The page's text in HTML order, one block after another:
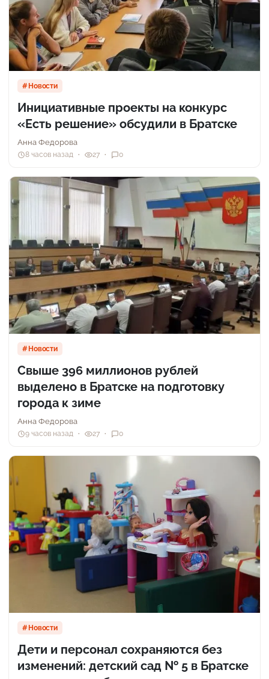
Новости
Инициативные проекты на конкурс
«Есть решение» обсудили в Братске
Анна Федорова
8 часов назад 27 0
Новости
Свыше 396 миллионов рублей
выделено в Братске на подготовку
города к зиме
Анна Федорова
9 часов назад 27 0
Новости
Дети и персонал сохраняются без
изменений: детский сад № 5 в Братске